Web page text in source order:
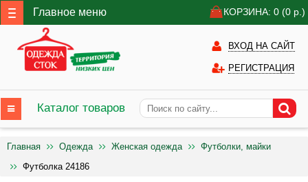
Главное меню КОРЗИНА: 0 (0 р.)
ВХОД НА САЙТ
РЕГИСТРАЦИЯ
Каталог товаров
Главная Одежда Женская одежда
Футболки, майки
Футболка 24186